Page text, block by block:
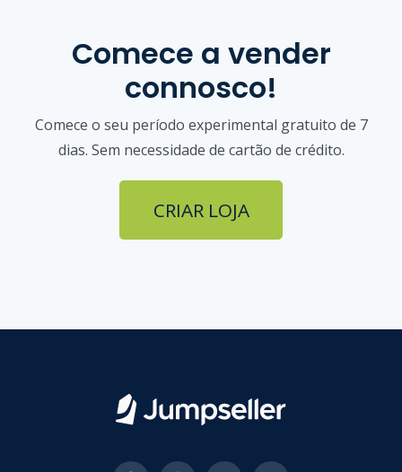
Comece a vender
connosco!
Comece o seu período experimental gratuito de 7
dias. Sem necessidade de cartão de crédito.
CRIAR LOJA